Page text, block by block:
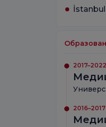
2017–2022
2016–2017